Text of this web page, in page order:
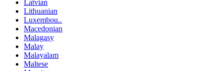
Latvian
Lithuanian
Luxembou..
Macedonian
Malagasy
Malay
Malayalam
Maltese